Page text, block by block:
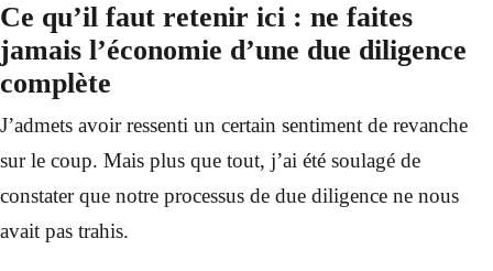
Ce qu’il faut retenir ici : ne faites
jamais l’économie d’une due diligence
complète
J’admets avoir ressenti un certain sentiment de revanche
sur le coup. Mais plus que tout, j’ai été soulagé de
constater que notre processus de due diligence ne nous
avait pas trahis.